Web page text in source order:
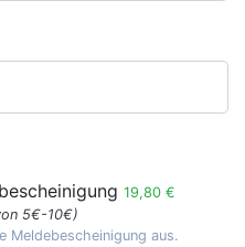
19,80 €
5€-10€)
Meldebescheinigung aus.